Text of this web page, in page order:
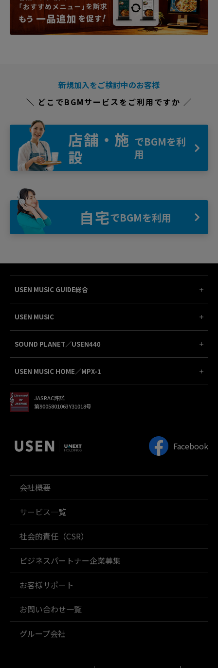
新規加入をご検討中のお客様
＼ どこでBGMサービスをご利用ですか ／
店舗・施
設
でBGMを利
用
自宅でBGMを利用
USEN MUSIC GUIDE総合
USEN MUSIC
SOUND PLANET／USEN440
USEN MUSIC HOME／MPX-1
JASRAC許諾
第9005801063Y31018号
Facebook
会社概要
サービス一覧
社会的責任（CSR）
ビジネスパートナー企業募集
お客様サポート
お問い合わせ一覧
グループ会社